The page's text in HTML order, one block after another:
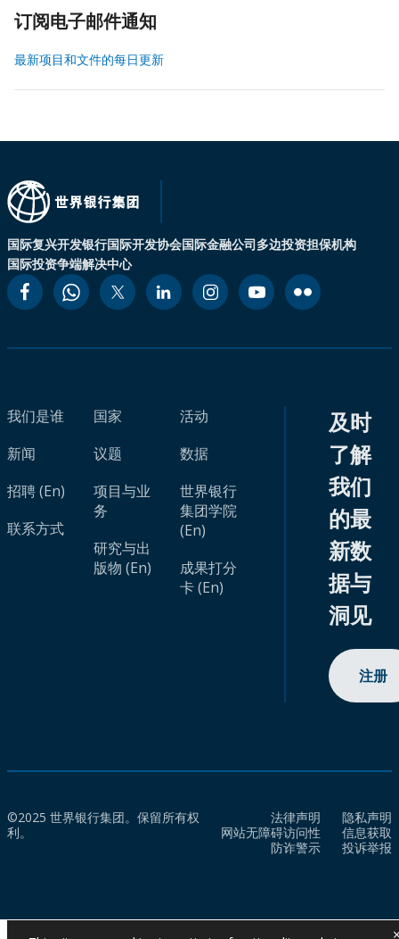
订阅电子邮件通知
最新项目和文件的每日更新
国际复兴开发银行国际开发协会国际金融公司多边投资担保机构
国际投资争端解决中心
我们是谁
新闻
招聘 (En)
联系方式
国家
议题
项目与业
务
研究与出
版物 (En)
活动
数据
世界银行
集团学院
(En)
成果打分
卡 (En)
及时
了解
我们
的最
新数
据与
洞见
注册
©2025 世界银行集团。保留所有权
利。
法律声明
隐私声明
网站无障碍访问性
信息获取
防诈警示
投诉举报